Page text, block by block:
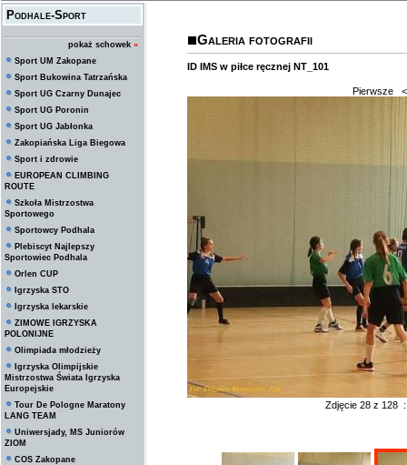
Podhale-Sport
pokaż schowek »
Sport UM Zakopane
Sport Bukowina Tatrzańska
Sport UG Czarny Dunajec
Sport UG Poronin
Sport UG Jabłonka
Zakopiańska Liga Biegowa
Sport i zdrowie
EUROPEAN CLIMBING
ROUTE
Szkoła Mistrzostwa
Sportowego
Sportowcy Podhala
Plebiscyt Najlepszy
Sportowiec Podhala
Orlen CUP
Igrzyska STO
Igrzyska lekarskie
ZIMOWE IGRZYSKA
POLONIJNE
Olimpiada młodzieży
Igrzyska Olimpijskie
Mistrzostwa Świata Igrzyska
Europejskie
Tour De Pologne Maratony
LANG TEAM
Uniwersjady, MS Juniorów
ZIOM
COS Zakopane
Galeria fotografii
ID IMS w piłce ręcznej NT_101
Pierwsze
Zdjęcie 28 z 128